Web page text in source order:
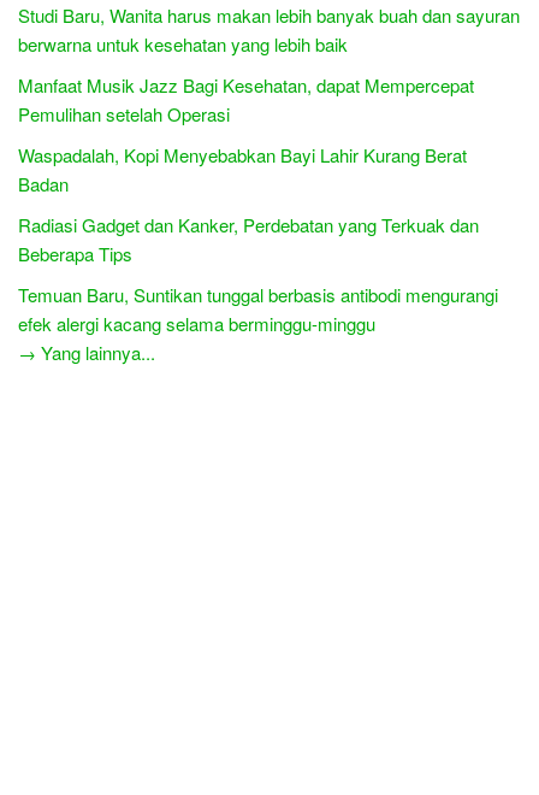
Studi Baru, Wanita harus makan lebih banyak buah dan sayuran
berwarna untuk kesehatan yang lebih baik
Manfaat Musik Jazz Bagi Kesehatan, dapat Mempercepat
Pemulihan setelah Operasi
Waspadalah, Kopi Menyebabkan Bayi Lahir Kurang Berat
Badan
Radiasi Gadget dan Kanker, Perdebatan yang Terkuak dan
Beberapa Tips
Temuan Baru, Suntikan tunggal berbasis antibodi mengurangi
efek alergi kacang selama berminggu-minggu
→ Yang lainnya...